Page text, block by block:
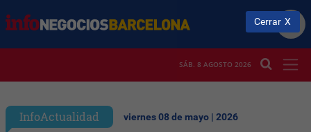
SÁB. 8 AGOSTO 2026
InfoActualidad viernes 08 de mayo | 2026
Cerrar